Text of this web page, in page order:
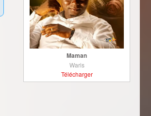
Maman
Waris
Télécharger